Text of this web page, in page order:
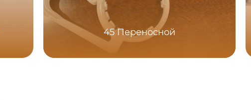
45 Переносной